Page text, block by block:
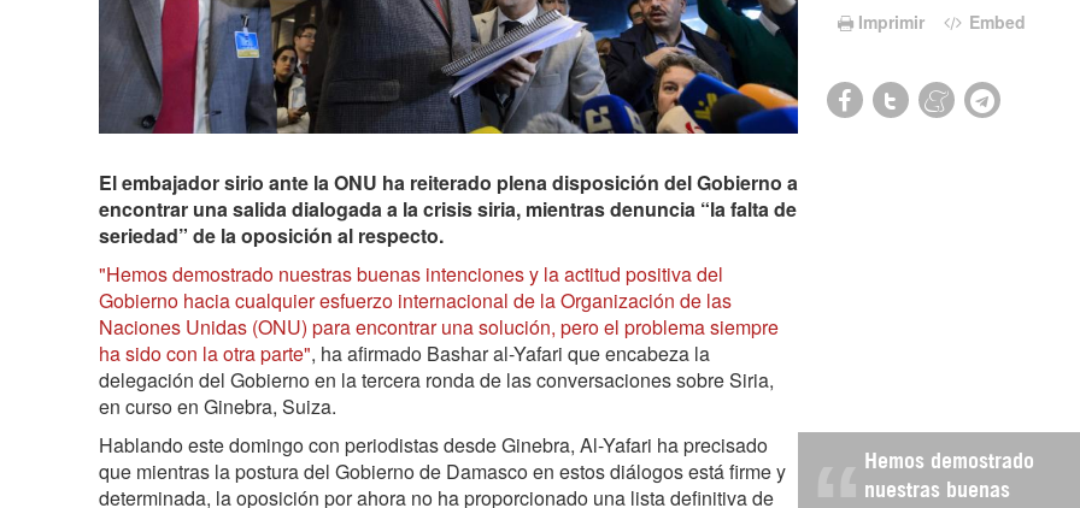
Imprimir Embed
El embajador sirio ante la ONU ha reiterado plena disposición del Gobierno a
encontrar una salida dialogada a la crisis siria, mientras denuncia “la falta de
seriedad” de la oposición al respecto.
"Hemos demostrado nuestras buenas intenciones y la actitud positiva del
Gobierno hacia cualquier esfuerzo internacional de la Organización de las
Naciones Unidas (ONU) para encontrar una solución, pero el problema siempre
ha sido con la otra parte", ha afirmado Bashar al-Yafari que encabeza la
delegación del Gobierno en la tercera ronda de las conversaciones sobre Siria,
en curso en Ginebra, Suiza.
Hemos demostrado
nuestras buenas
Hablando este domingo con periodistas desde Ginebra, Al-Yafari ha precisado
que mientras la postura del Gobierno de Damasco en estos diálogos está firme y
determinada, la oposición por ahora no ha proporcionado una lista definitiva de